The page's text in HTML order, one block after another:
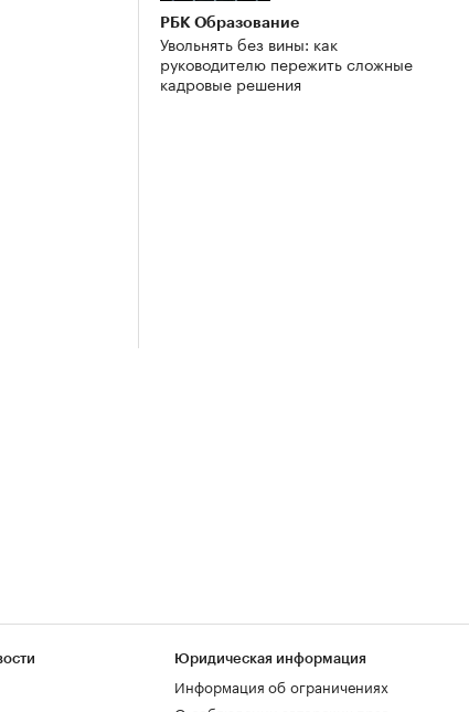
РБК Образование
Увольнять без вины: как
руководителю пережить сложные
кадровые решения
Юридическая информация
Информация об ограничениях